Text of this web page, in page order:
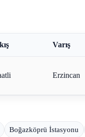
Varış
Erzincan
Boğazköprü İstasyonu